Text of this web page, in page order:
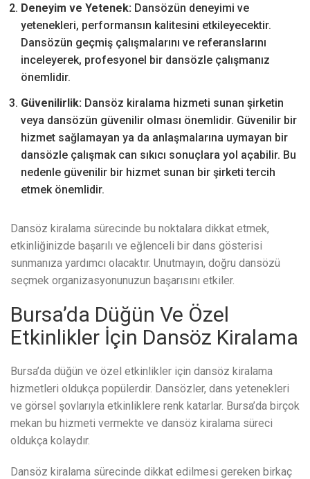
Deneyim ve Yetenek: Dansözün deneyimi ve
yetenekleri, performansın kalitesini etkileyecektir.
Dansözün geçmiş çalışmalarını ve referanslarını
inceleyerek, profesyonel bir dansözle çalışmanız
önemlidir.
Güvenilirlik: Dansöz kiralama hizmeti sunan şirketin
veya dansözün güvenilir olması önemlidir. Güvenilir bir
hizmet sağlamayan ya da anlaşmalarına uymayan bir
dansözle çalışmak can sıkıcı sonuçlara yol açabilir. Bu
nedenle güvenilir bir hizmet sunan bir şirketi tercih
etmek önemlidir.
Dansöz kiralama sürecinde bu noktalara dikkat etmek,
etkinliğinizde başarılı ve eğlenceli bir dans gösterisi
sunmanıza yardımcı olacaktır. Unutmayın, doğru dansözü
seçmek organizasyonunuzun başarısını etkiler.
Bursa’da Düğün Ve Özel
Etkinlikler İçin Dansöz Kiralama
Bursa’da düğün ve özel etkinlikler için dansöz kiralama
hizmetleri oldukça popülerdir. Dansözler, dans yetenekleri
ve görsel şovlarıyla etkinliklere renk katarlar. Bursa’da birçok
mekan bu hizmeti vermekte ve dansöz kiralama süreci
oldukça kolaydır.
Dansöz kiralama sürecinde dikkat edilmesi gereken birkaç